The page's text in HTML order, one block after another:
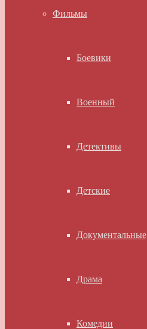
Фильмы
Боевики
Военный
Детективы
Детские
Документальные
Драма
Комедии